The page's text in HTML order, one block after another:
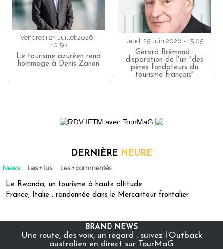
Vendredi 24 Juillet 2026 -
10:56
Le tourisme azuréen rend
hommage à Denis Zanon
Jeudi 25 Juin 2026 - 15:05
Gérard Brémond :
disparation de l'un "des
pères fondateurs du
tourisme français"
DERNIÈRE HEURE
News Les + lus Les + commentés
Le Rwanda, un tourisme à haute altitude
France, Italie : randonnée dans le Mercantour frontalier
BRAND NEWS
Une route, des voix, un regard : suivez l’Outback
australien en direct sur TourMaG